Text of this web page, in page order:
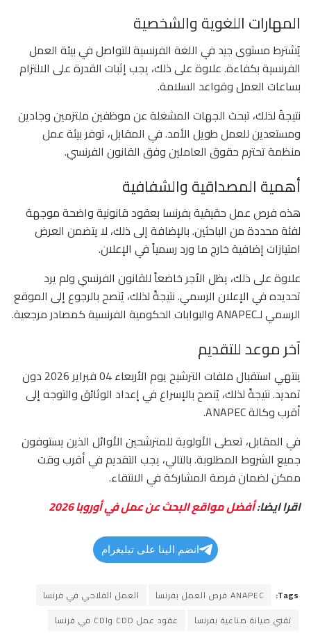
المهارات اللغوية والشخصية
يُشترط مستوى جيد في اللغة الفرنسية للتواصل في بيئة العمل
الفرنسية بكفاءة. علاوة على ذلك، يجب إثبات القدرة على الالتزام
بساعات العمل وقواعد السلامة.
نتيجةً لذلك، تبحث الجهات المشغلة عن موظفين ملتزمين وجادين
ومستعدين للعمل طويل الأمد. في المقابل، توفر بيئة عمل
منظمة تحترم حقوق العاملين وفق القانون الفرنسي.
أهمية المصداقية والشفافية
هذه فرص عمل حقيقية بفرنسا بعقود قانونية واضحة موجهة
لفئة محددة من الباحثين. بالإضافة إلى ذلك، لا يتضمن العرض
امتيازات إضافية خارج ما ورد رسمياً في الإعلان.
علاوة على ذلك، يظل الأجر خاضعاً للقانون الفرنسي ولم يرد
تحديده في الإعلان الرسمي. نتيجةً لذلك، يُنصح بالرجوع إلى الموقع
الرسمي لـANAPEC والبوابات الحكومية الفرنسية كمصادر مرجعية.
آخر موعد للتقديم
ينتهي استقبال ملفات الترشيح يوم الأربعاء 04 فبراير 2026 دون
تمديد. نتيجةً لذلك، يُنصح بالإسراع في إعداد الوثائق والتوجه إلى
أقرب وكالة ANAPEC.
في المقابل، تعطى الأولوية للمترشحين الأوائل الذين يستوفون
جميع الشروط المطلوبة. بالتالي، يجب التقديم في أقرب وقت
ممكن لضمان فرصة المشاركة في الانتقاء.
اقرا ايضا:أفضل مواقع البحث عن عمل في أوروبا 2026
انضم الينا على تيليغرام
Tags: ANAPEC فرص العمل بفرنسا
العمل الفلاحي في فرنسا
تقني صيانة صناعية بفرنسا
عقود عمل CDD وCDI في فرنسا